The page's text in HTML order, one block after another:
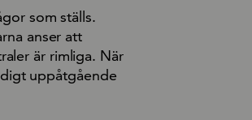
som ställs.
anser att
är rimliga. När
uppåtgående